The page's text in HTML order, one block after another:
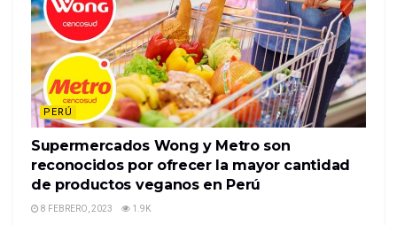
PERÚ
Supermercados Wong y Metro son
reconocidos por ofrecer la mayor cantidad
de productos veganos en Perú
8 FEBRERO, 2023 1.9K